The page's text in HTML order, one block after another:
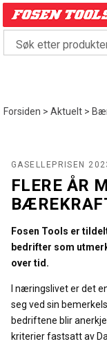
Forsiden>Aktuelt>
GASELLEPRISEN
FLERE ÅR
Fosen Tools er
bedrifter som
over tid.
I næringslivet er det
seg ved sin
bedriftene blir
kriterier fastsatt av